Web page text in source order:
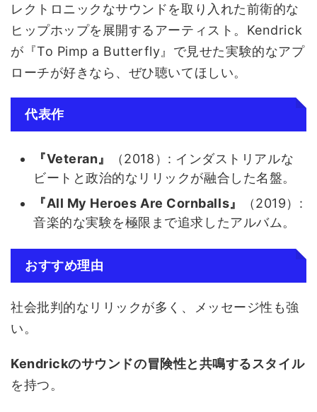
レクトロニックなサウンドを取り入れた前衛的な
ヒップホップを展開するアーティスト。Kendrick
が『To Pimp a Butterfly』で見せた実験的なアプ
ローチが好きなら、ぜひ聴いてほしい。
代表作
『Veteran』
（2018）: インダストリアルな
ビートと政治的なリリックが融合した名盤。
『All My Heroes Are Cornballs』
（2019）:
音楽的な実験を極限まで追求したアルバム。
おすすめ理由
社会批判的なリリックが多く、メッセージ性も強
い。
Kendrickのサウンドの冒険性と共鳴するスタイル
を持つ。